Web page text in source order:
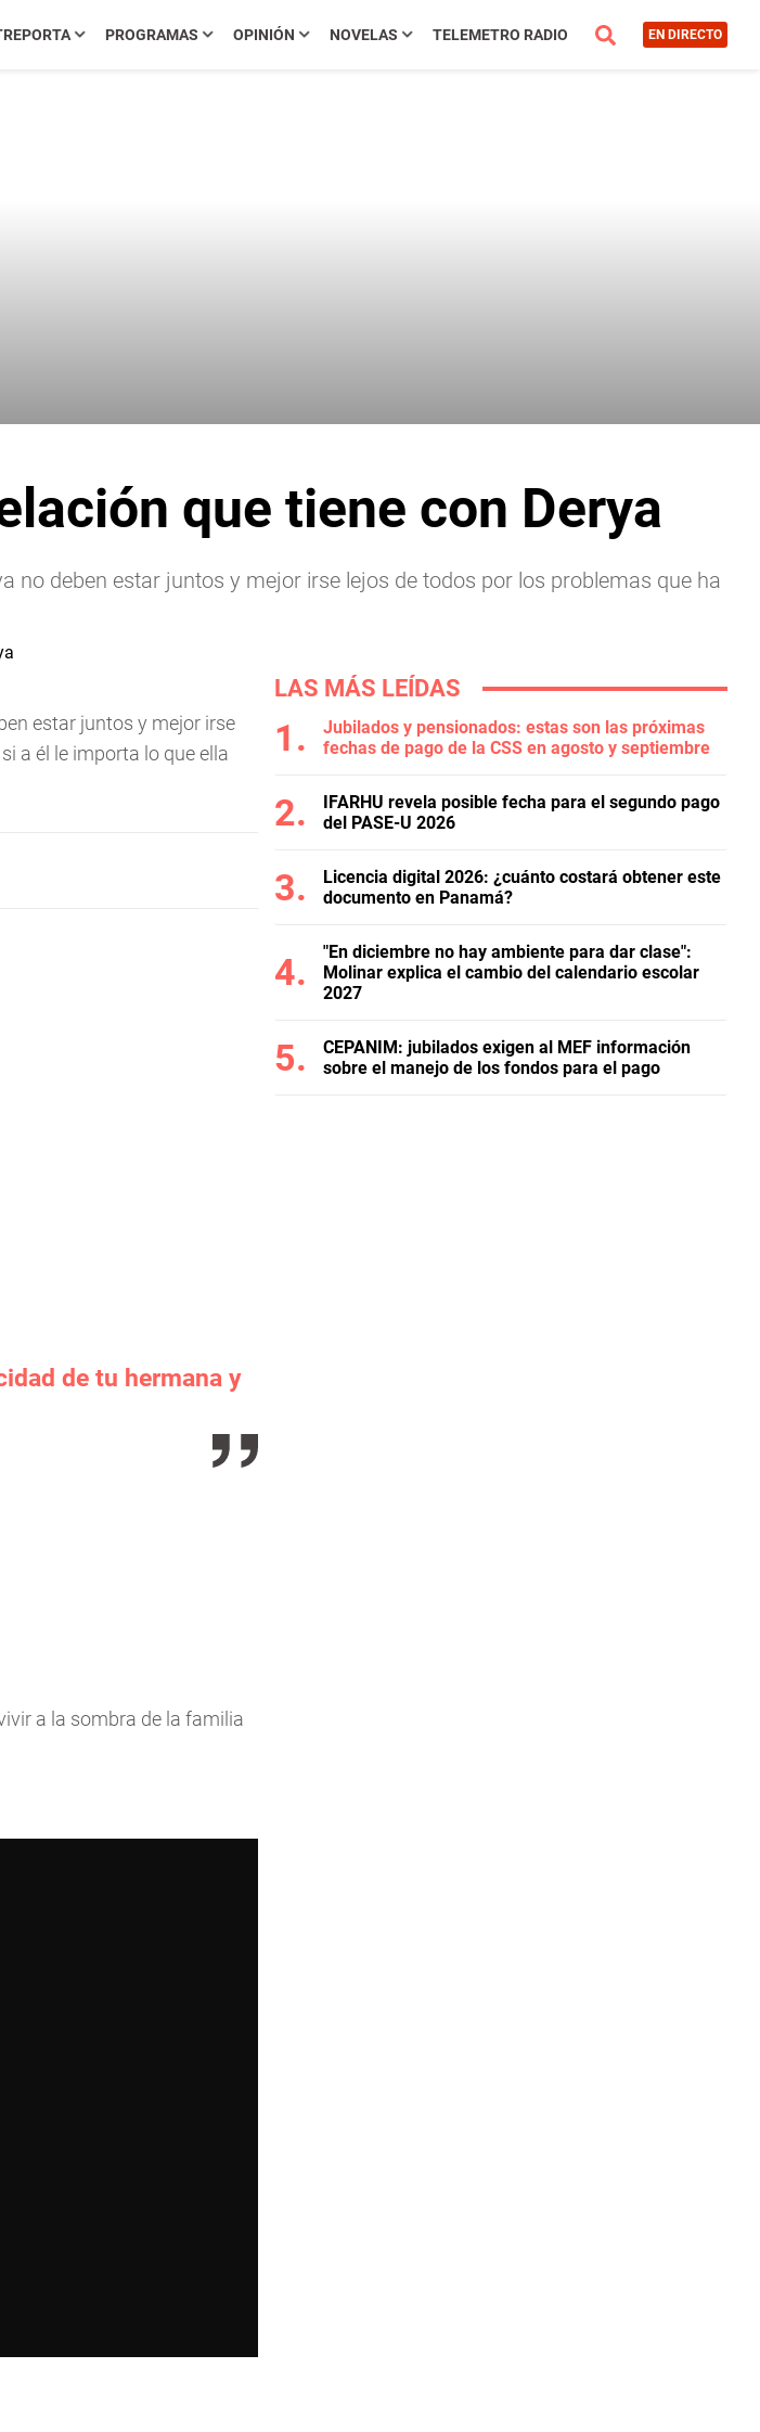
PROGRAMAS OPINIÓN NOVELAS TELEMETRO RADIO EN DIRECTO
que tiene con Derya
no deben estar juntos y mejor irse lejos de todos por los problemas que ha
estar juntos y mejor irse
a él le importa lo que ella
de tu hermana y
a la sombra de la familia
LAS MÁS LEÍDAS
Jubilados y pensionados: estas son las próximas
fechas de pago de la CSS en agosto y septiembre
IFARHU revela posible fecha para el segundo pago
del PASE-U 2026
Licencia digital 2026: ¿cuánto costará obtener este
documento en Panamá?
"En diciembre no hay ambiente para dar clase":
Molinar explica el cambio del calendario escolar
2027
CEPANIM: jubilados exigen al MEF información
sobre el manejo de los fondos para el pago